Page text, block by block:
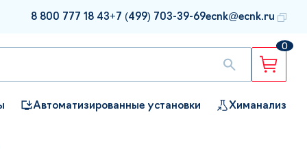
8 800 777 18 43+7 (499) 703-39-69ecnk@ecnk.ru
0
Автоматизированные установки Химанализ